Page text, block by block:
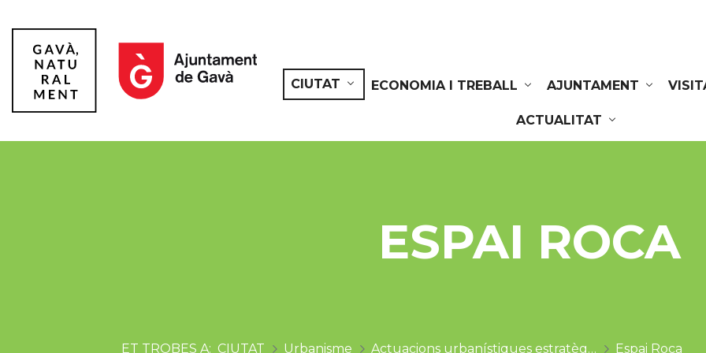
CIUTAT
ECONOMIA I TREBALL AJUNTAMENT
ACTUALITAT
ESPAI ROCA
CIUTAT Urbanisme Actuacions urbanístiques estratègiques Espai Roca